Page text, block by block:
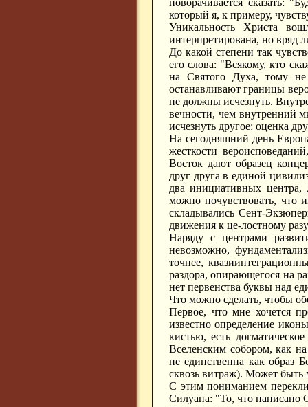
который я, к примеру,
Уникальность Христа
интерпретирована, но вряд
До какой степени так
его слова: "Всякому, кто
на Святого Духа, тому
останавливают границы
не должны исчезнуть.
вечности, чем внутренний
исчезнуть другое: оценка
На сегодняшний день
жесткости
Восток дают образец
друг друга в единой
два инициативных центра,
можно почувствовать, что
складывались Сент-
движения к це-лостному
Наряду с центрами
невозможно,
точнее,
раздора, опирающегося на
нет первенства буквы над
Что можно сделать, чтобы
Первое, что мне хочется
известно определение
кистью, есть
Вселенским собором, как
не единственна как образ
сквозь витраж). Может быть
С этим пониманием
Силуана: "То, что написано